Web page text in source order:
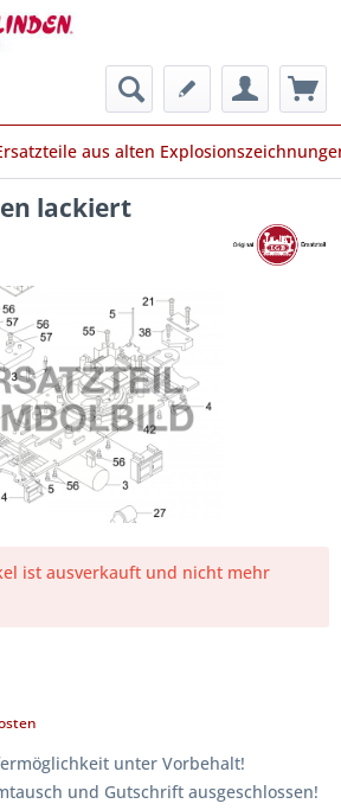
aus alten
lackiert
ist ausverkauft und nicht mehr
unter Vorbehalt!
und Gutschrift ausgeschlossen!